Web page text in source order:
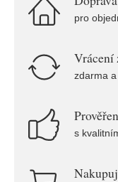
pro
Vrácení
zdarma
s